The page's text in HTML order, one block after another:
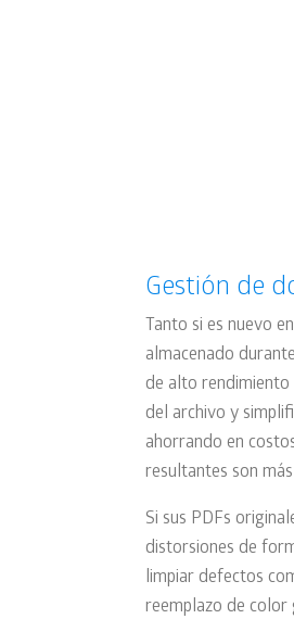
Gestión de
Tanto si es nuevo
almacenado
de alto rendimiento
del archivo y
ahorrando en
resultantes son
Si sus PDFs
distorsiones de
limpiar defectos
reemplazo de color